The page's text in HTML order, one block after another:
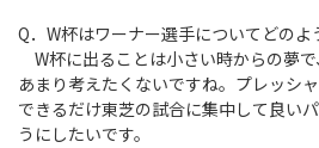
Q．W杯はワーナー選手についてどのよ
W杯に出ることは小さい時からの夢
あまり考えたくないですね。プレッシ
できるだけ東芝の試合に集中して良い
うにしたいです。